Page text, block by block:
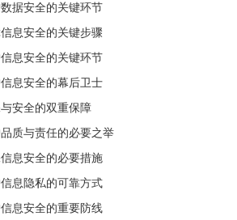
据安全的关键环节
息安全的关键步骤
息安全的关键环节
息安全的幕后卫士
安全的双重保障
质与责任的必要之举
息安全的必要措施
息隐私的可靠方式
息安全的重要防线